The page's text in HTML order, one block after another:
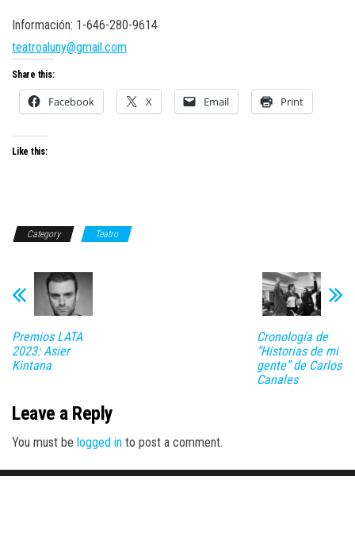
Información: 1-646-280-9614
teatroaluny@gmail.com
Share this:
Facebook X Email Print
Like this:
Category Teatro
Premios LATA
2023: Asier
Kintana
Cronología de
“Historias de mi
gente” de Carlos
Canales
Leave a Reply
You must be logged in to post a comment.